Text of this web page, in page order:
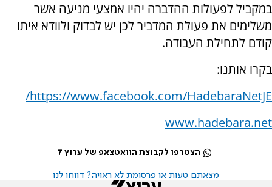
במקביל לפעולות ההדברה יהיו אמצעי מניעה אשר
משלימים את פעולת המדביר לכן יש לבדוק ולוודא איתו
קודם לתחילת העבודה.
בקרו אותנו:
https://www.facebook.com/HadebaraNetJE/
www.hadebara.net
הצטרפו לקבוצת הוואטצאפ של ערוץ 7
מצאתם טעות או פרסומת לא ראויה? דווחו לנו